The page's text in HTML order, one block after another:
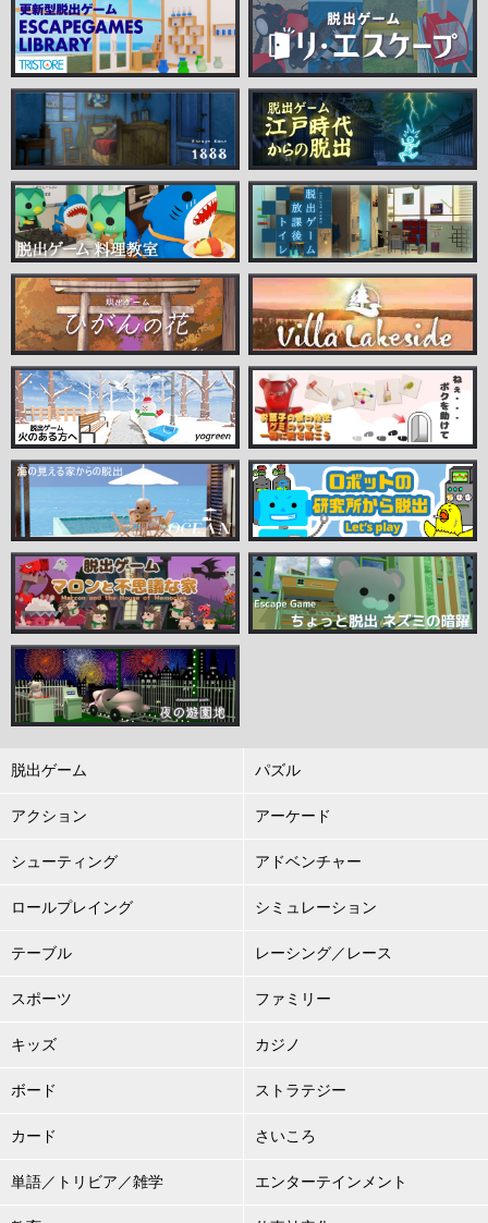
脱出ゲーム パズル
アクション アーケード
シューティング アドベンチャー
ロールプレイング シミュレーション
テーブル レーシング／レース
スポーツ ファミリー
キッズ カジノ
ボード ストラテジー
カード さいころ
単語／トリビア／雑学 エンターテインメント